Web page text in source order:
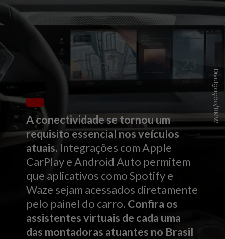
A conectividade se tornou um
requisito essencial nos veículos
atuais. Integrações com Apple
CarPlay e Android Auto permitem
que aplicativos como Spotify e
Waze sejam acessados diretamente
pelo painel do carro. Confira os
assistentes virtuais de cada uma
das montadoras atuantes no Brasil
Divulgação/BMW